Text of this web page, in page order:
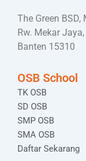
The Green
Rw. Mekar
Banten 15310
OSB School
TK OSB
SD OSB
SMP OSB
SMA OSB
Daftar Sekarang